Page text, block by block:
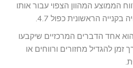
הממוצע המהוון הצפוי עבור אותו
הראשונית כפול 4.7.
הוא אחד הדברים המרכזיים שיקבעו
להגדיל מחזורים ורווחים או